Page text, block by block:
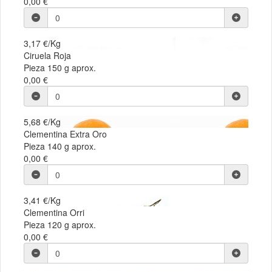
3,17 €/Kg
Ciruela Roja
Pieza 150 g aprox.
0,00 €
5,68 €/Kg
Clementina Extra Oro
Pieza 140 g aprox.
0,00 €
3,41 €/Kg
Clementina Orri
Pieza 120 g aprox.
0,00 €